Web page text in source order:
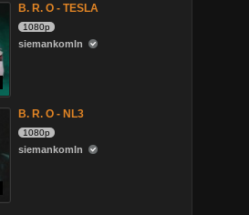
B. R. O - TESLA
1080p
siemankomln
B. R. O - NL3
1080p
siemankomln